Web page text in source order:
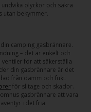
olyckor och säkra
utan bekymmer.
camping gasbrännare.
– det är enkelt och
för att säkerställa
din gasbrännare är det
från damm och fukt.
för slitage och skador.
gasbrännare att vara
i det fria.